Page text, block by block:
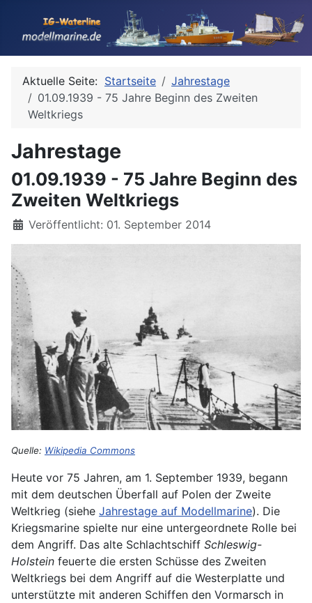
Aktuelle Seite: Startseite
Jahrestage
01.09.1939 - 75 Jahre Beginn des Zweiten
Weltkriegs
Jahrestage
01.09.1939 - 75 Jahre Beginn des
Zweiten Weltkriegs
Details
Veröffentlicht: 01. September 2014
Quelle: Wikipedia Commons
Heute vor 75 Jahren, am 1. September 1939, begann
mit dem deutschen Überfall auf Polen der Zweite
Weltkrieg (siehe Jahrestage auf Modellmarine). Die
Kriegsmarine spielte nur eine untergeordnete Rolle bei
dem Angriff. Das alte Schlachtschiff Schleswig-
Holstein feuerte die ersten Schüsse des Zweiten
Weltkriegs bei dem Angriff auf die Westerplatte und
unterstützte mit anderen Schiffen den Vormarsch in